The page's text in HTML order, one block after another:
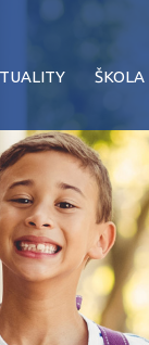
ŠKOLA